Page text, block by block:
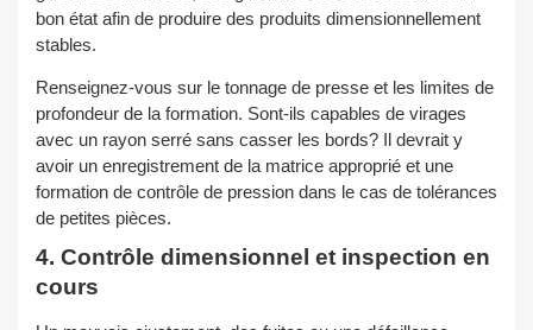
bon état afin de produire des produits dimensionnellement
stables.
Renseignez-vous sur le tonnage de presse et les limites de
profondeur de la formation. Sont-ils capables de virages
avec un rayon serré sans casser les bords? Il devrait y
avoir un enregistrement de la matrice approprié et une
formation de contrôle de pression dans le cas de tolérances
de petites pièces.
4. Contrôle dimensionnel et inspection en
cours